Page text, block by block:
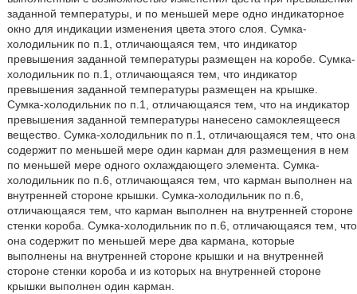
заданной температуры, и по меньшей мере одно индикаторное
окно для индикации изменения цвета этого слоя. Сумка-
холодильник по п.1, отличающаяся тем, что индикатор
превышения заданной температуры размещен на коробе. Сумка-
холодильник по п.1, отличающаяся тем, что индикатор
превышения заданной температуры размещен на крышке.
Сумка-холодильник по п.1, отличающаяся тем, что на индикатор
превышения заданной температуры нанесено самоклеящееся
вещество. Сумка-холодильник по п.1, отличающаяся тем, что она
содержит по меньшей мере один карман для размещения в нем
по меньшей мере одного охлаждающего элемента. Сумка-
холодильник по п.6, отличающаяся тем, что карман выполнен на
внутренней стороне крышки. Сумка-холодильник по п.6,
отличающаяся тем, что карман выполнен на внутренней стороне
стенки короба. Сумка-холодильник по п.6, отличающаяся тем, что
она содержит по меньшей мере два кармана, которые
выполнены на внутренней стороне крышки и на внутренней
стороне стенки короба и из которых на внутренней стороне
крышки выполнен один карман.